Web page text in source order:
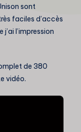
sont
faciles d’accès
l’impression
de 380
vidéo.